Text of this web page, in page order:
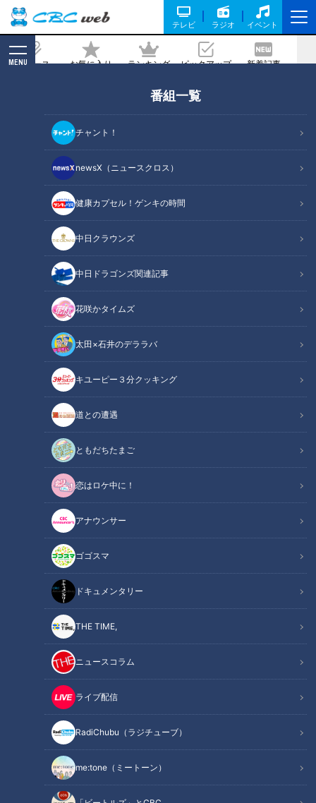
テレビ ラジオ イベント
ニュース お気に入り ランキング ピックアップ 新着記事
MENU
番組一覧
チャント！
newsX（ニュースクロス）
健康カプセル！ゲンキの時間
中日クラウンズ
中日ドラゴンズ関連記事
花咲かタイムズ
太田×石井のデララバ
キユーピー３分クッキング
道との遭遇
ともだちたまご
恋はロケ中に！
アナウンサー
ゴゴスマ
ドキュメンタリー
THE TIME,
ニュースコラム
ライブ配信
RadiChubu（ラジチューブ）
me:tone（ミートーン）
ちアワビに舌鼓！女性の願いを叶えてく
れるパワースポットも！
2022/08/26 19:00
花咲かタイムズ
週末ジャーニー 推しタビ
ガンバレルーヤのよしこさんとまひるさんが、鳥羽ブルーの伊
勢湾をのぞむ“三重・鳥羽市”の絶品グルメ＆おすすめスポット
をリポートしました。
地元の食材が楽しめるマルシェ
スナメリ＆コツメカワウソの赤ちゃんに会える！
女性の願いを一つ叶えてくれるパワースポット
アワビのステーキが超お値打ち！
オススメ関連コンテンツ
地元の食材が楽しめるマルシェ